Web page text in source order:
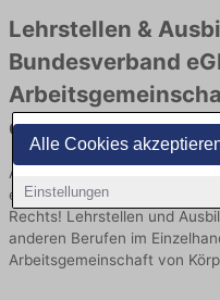
Alle Cookies
Einstellungen
Lehrstellen &
Bundesverband
des öffentlichen
Aktuelle Angebote für die
eGbR – Arbeitsgemeinschaft
Rechts! Lehrstellen und
anderen Berufen im
Arbeitsgemeinschaft von